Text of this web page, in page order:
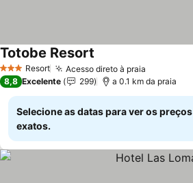
3 EstrelasResort Acesso direto à praia
Totobe Resort
8,8 Excelente 299 a 0.1 km da praia
Selecione as datas para ver os preços
exatos.